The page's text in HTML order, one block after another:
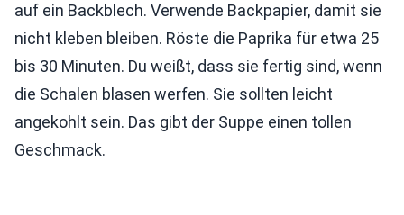
auf ein Backblech. Verwende Backpapier, damit sie
nicht kleben bleiben. Röste die Paprika für etwa 25
bis 30 Minuten. Du weißt, dass sie fertig sind, wenn
die Schalen blasen werfen. Sie sollten leicht
angekohlt sein. Das gibt der Suppe einen tollen
Geschmack.